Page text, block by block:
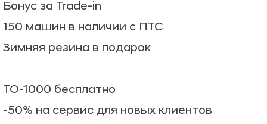
Бонус за Trade-in
150 машин в наличии с ПТС
Зимняя резина в подарок
ТО-1000 бесплатно
-50% на сервис для новых клиентов